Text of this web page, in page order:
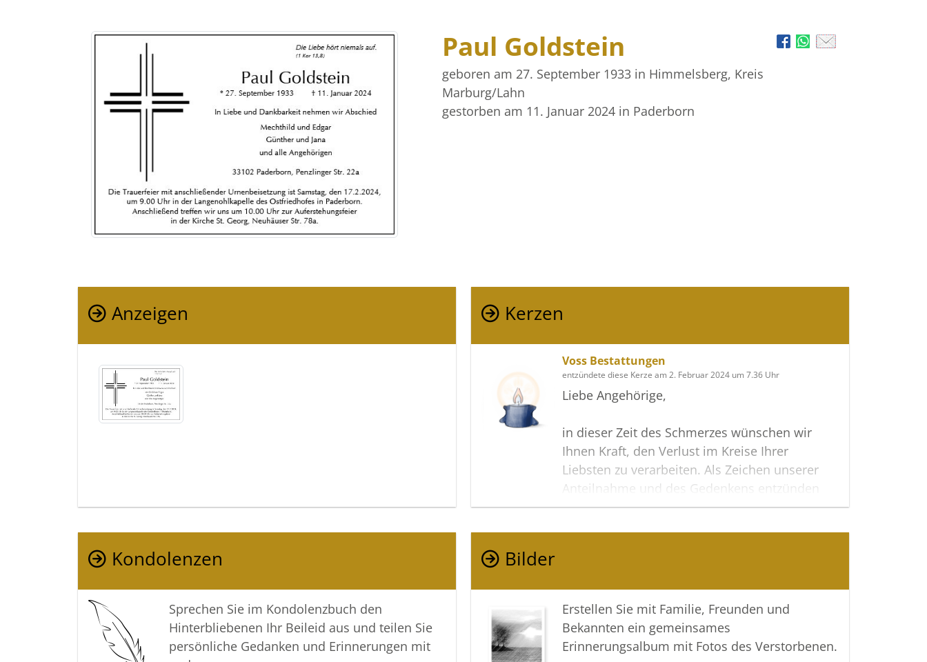
Paul Goldstein
geboren am 27. September 1933 in Himmelsberg, Kreis
Marburg/Lahn
gestorben am 11. Januar 2024 in Paderborn
Anzeigen Kerzen
Voss Bestattungen
entzündete diese Kerze am 2. Februar 2024 um 7.36 Uhr
Liebe Angehörige,
in dieser Zeit des Schmerzes wünschen wir
Ihnen Kraft, den Verlust im Kreise Ihrer
Liebsten zu verarbeiten. Als Zeichen unserer
Anteilnahme und des Gedenkens entzünden
wir dieses erste Licht.
In aufrichtiger Verbundenheit
Ihre Voss Bestattungen
Kondolenzen
Sprechen Sie im Kondolenzbuch den
Hinterbliebenen Ihr Beileid aus und teilen Sie
persönliche Gedanken und Erinnerungen mit
Bilder
Erstellen Sie mit Familie, Freunden und
Bekannten ein gemeinsames
Erinnerungsalbum mit Fotos des Verstorbenen.